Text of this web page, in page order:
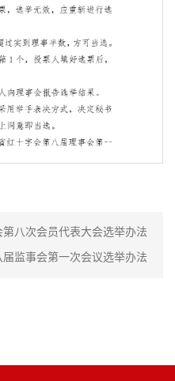
八次会员代表大会选举办法
监事会第一次会议选举办法